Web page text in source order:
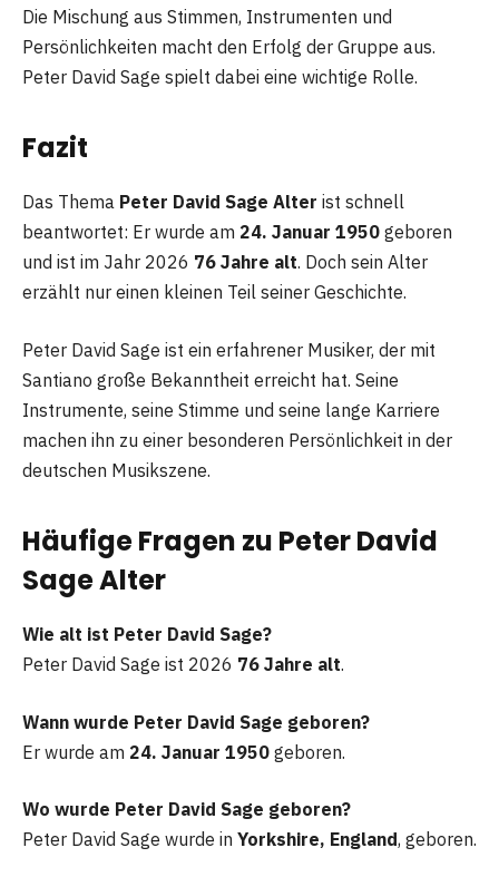
Die Mischung aus Stimmen, Instrumenten und
Persönlichkeiten macht den Erfolg der Gruppe aus.
Peter David Sage spielt dabei eine wichtige Rolle.
Fazit
Das Thema Peter David Sage Alter ist schnell
beantwortet: Er wurde am 24. Januar 1950 geboren
und ist im Jahr 2026 76 Jahre alt. Doch sein Alter
erzählt nur einen kleinen Teil seiner Geschichte.
Peter David Sage ist ein erfahrener Musiker, der mit
Santiano große Bekanntheit erreicht hat. Seine
Instrumente, seine Stimme und seine lange Karriere
machen ihn zu einer besonderen Persönlichkeit in der
deutschen Musikszene.
Häufige Fragen zu Peter David
Sage Alter
Wie alt ist Peter David Sage?
Peter David Sage ist 2026 76 Jahre alt.
Wann wurde Peter David Sage geboren?
Er wurde am 24. Januar 1950 geboren.
Wo wurde Peter David Sage geboren?
Peter David Sage wurde in Yorkshire, England, geboren.